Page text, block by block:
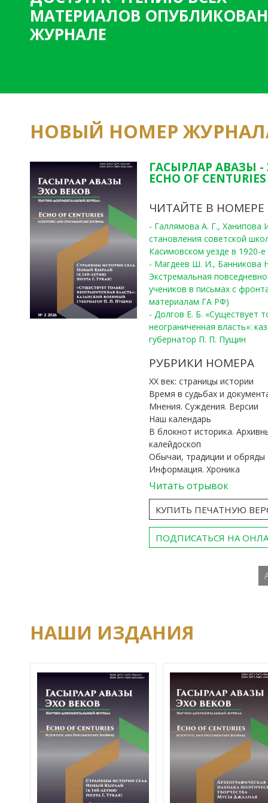
и
ц
ы
МАТЕРИАЛОВ
ЖУРНАЛЕ
НОВЫЙ НОМЕР
ГАСЫРЛАР АВАЗЫ -
ECHO OF
ЧИТАЙТЕ В НОМЕРЕ
- Галлямова А. Г.,
становления советской
Касимовском уезде в 1920-е
- Магдеев Ш. И., Банникова
Экстремальная
учеников в письмах с
материалам ГА РФ)
- Долгов Е. Б. «Существует
неограниченная власть»:
губернатор П. П. Пущин
РУБРИКИ НОМЕРА
ХХ век: страницы истории
Время в судьбах и
Мнения. Суждения. Версии
Наш календарь
В блокнот историка.
калейдоскоп
Обычаи, традиции и обряды
Информация. Хроника
Читать отрывок
КУПИТЬ ПЕЧАТНУЮ
ПОДПИСАТЬСЯ НА
НАШИ ИЗДАНИЯ